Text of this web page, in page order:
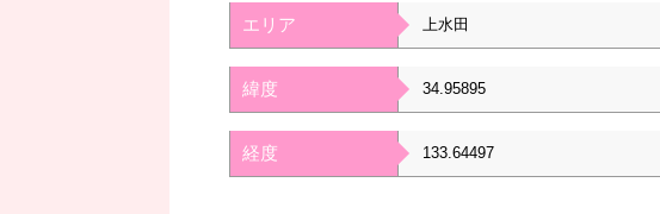
エリア 上水田
緯度 34.95895
経度 133.64497